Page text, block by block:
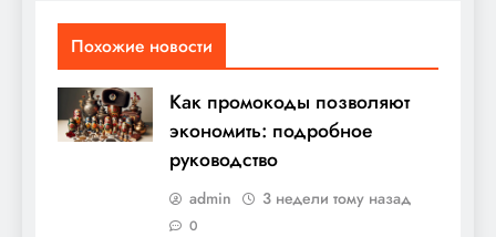
Похожие новости
Как промокоды позволяют
экономить: подробное
руководство
admin 3 недели тому назад
0